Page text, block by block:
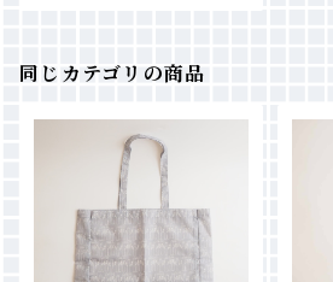
同じカテゴリの商品